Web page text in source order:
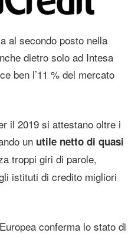
al secondo posto nella
dietro solo ad Intesa
ben l’11 % del mercato
il 2019 si attestano oltre i
un utile netto di quasi
troppi giri di parole,
istituti di credito migliori
conferma lo stato di